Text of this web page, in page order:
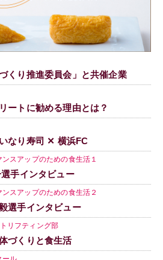
くり推進委員会」と共催企業
ートに勧める理由とは？
なり寿司 ✕ 横浜FC
アップのための食生活１
手インタビュー
アップのための食生活２
選手インタビュー
リフティング部
づくりと食生活